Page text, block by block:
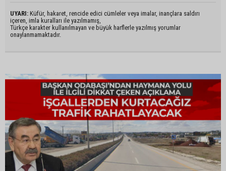
UYARI: Küfür, hakaret, rencide edici cümleler veya imalar, inançlara saldırı
içeren, imla kuralları ile yazılmamış,
Türkçe karakter kullanılmayan ve büyük harflerle yazılmış yorumlar
onaylanmamaktadır.